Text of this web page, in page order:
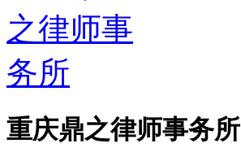
重庆鼎之律师事务所